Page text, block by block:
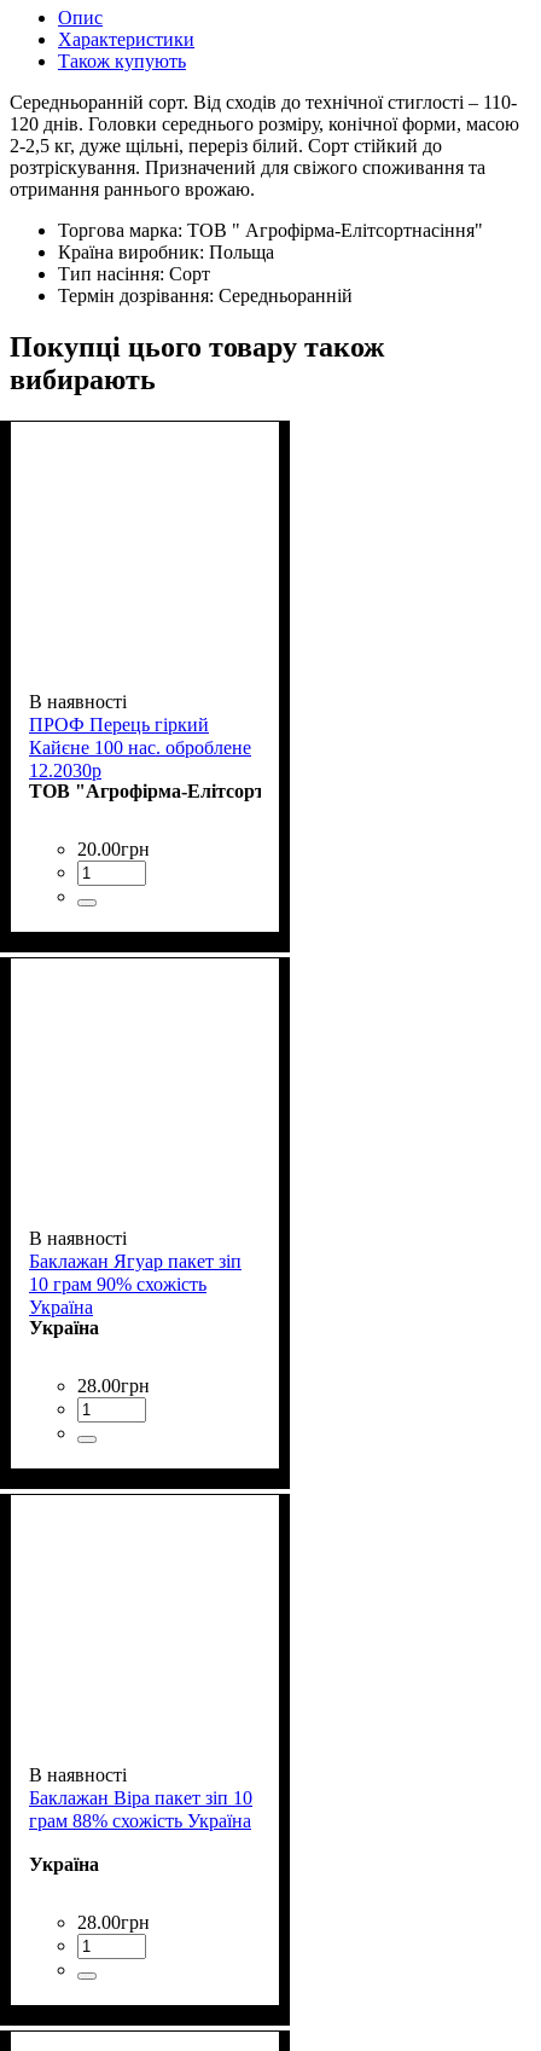
Опис
Характеристики
Також купують
Середньоранній сорт. Від сходів до технічної стиглості – 110-
120 днів. Головки середнього розміру, конічної форми, масою
2-2,5 кг, дуже щільні, переріз білий. Сорт стійкий до
розтріскування. Призначений для свіжого споживання та
отримання раннього врожаю.
Торгова марка: ТОВ " Агрофірма-Елітсортнасіння"
Країна виробник: Польща
Тип насіння: Сорт
Термін дозрівання: Середньоранній
Покупці цього товару також
вибирають
В наявності
ПРОФ Перець гіркий
Кайєне 100 нас. оброблене
12.2030р
ТОВ "Агрофірма-Елітсортнасіння"
20.00грн
В наявності
Баклажан Ягуар пакет зіп
10 грам 90% схожість
Україна
Україна
28.00грн
В наявності
Баклажан Віра пакет зіп 10
грам 88% схожість Україна
Україна
28.00грн